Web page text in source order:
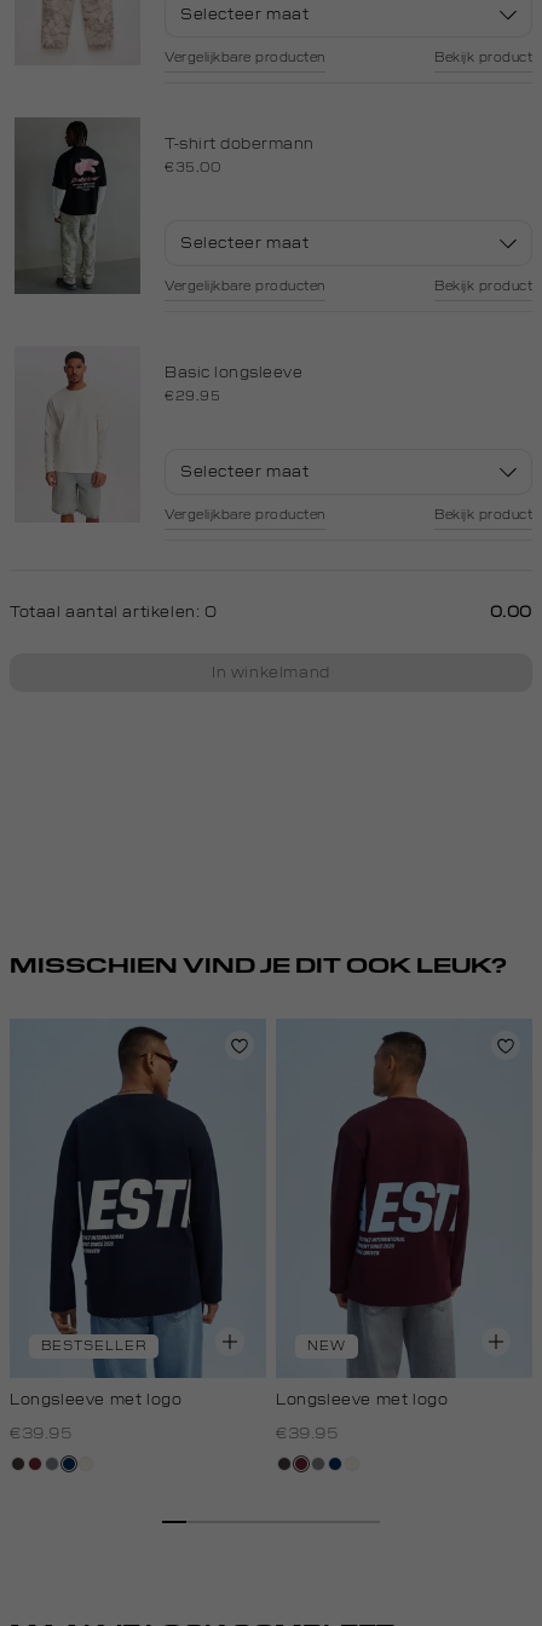
Selecteer maat
Vergelijkbare producten Bekijk product
T-shirt dobermann
€35.00
Selecteer maat
Vergelijkbare producten Bekijk product
Basic longsleeve
€29.95
Selecteer maat
Vergelijkbare producten Bekijk product
Totaal aantal artikelen: 0 0.00
In winkelmand
MISSCHIEN VIND JE DIT OOK LEUK?
BESTSELLER
Longsleeve met logo
€39.95
choco
bordeaux
middengrijs
donkerblauw
NEW
Longsleeve met logo
€39.95
choco
bordeaux
middengrijs
donkerblauw